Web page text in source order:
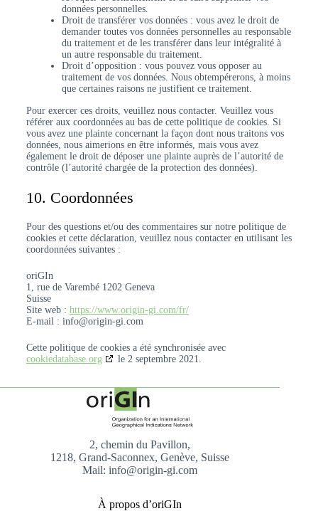
données personnelles.
Droit de transférer vos données : vous avez le droit de
demander toutes vos données personnelles au responsable
du traitement et de les transférer dans leur intégralité à
un autre responsable du traitement.
Droit d’opposition : vous pouvez vous opposer au
traitement de vos données. Nous obtempérerons, à moins
que certaines raisons ne justifient ce traitement.
Pour exercer ces droits, veuillez nous contacter. Veuillez vous
référer aux coordonnées au bas de cette politique de cookies. Si
vous avez une plainte concernant la façon dont nous traitons vos
données, nous aimerions en être informés, mais vous avez
également le droit de déposer une plainte auprès de l’autorité de
contrôle (l’autorité chargée de la protection des données).
10. Coordonnées
Pour des questions et/ou des commentaires sur notre politique de
cookies et cette déclaration, veuillez nous contacter en utilisant les
coordonnées suivantes :
oriGIn
1, rue de Varembé 1202 Geneva
Suisse
Site web : https://www.origin-gi.com/fr/
E-mail : info@origin-gi.com
Cette politique de cookies a été synchronisée avec
cookiedatabase.org
le 2 septembre 2021.
2, chemin du Pavillon,
1218, Grand-Saconnex, Genève, Suisse
Mail: info@origin-gi.com
À propos d’oriGIn